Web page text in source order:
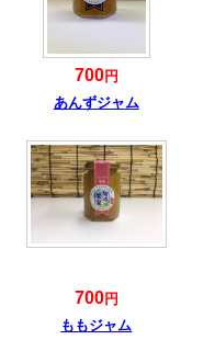
700円
あんずジャム
700円
ももジャム